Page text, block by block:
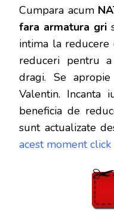
Cumpara acum
fara armatura gri
intima la
reduceri pentru
dragi. Se
Valentin. Incanta
beneficia de
sunt actualizate
acest moment click